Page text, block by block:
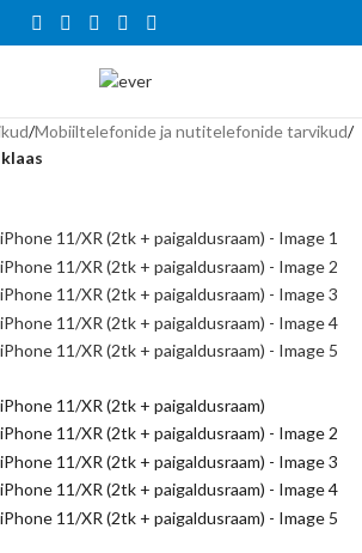
väljatöötamisel ning töötab ajutiselt
veel tellida ei saa, kuid on võimalus tutvuda
Mobiiltelefonide ja nutitelefonide tarvikud